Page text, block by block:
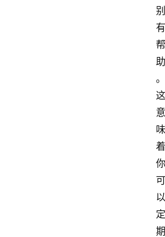
别
有
帮
助
。
这
意
味
着
你
可
以
定
期